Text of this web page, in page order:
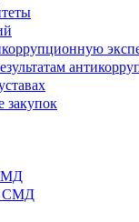
закупок
СМД